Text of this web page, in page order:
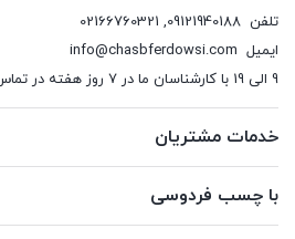
تلفن 09121940188
,
02166760321
ایمیل info@chasbferdowsi.com
9 الی 19 با کارشناسان ما در 7 روز هفته در تماس باشید.
خدمات مشتریان
با چسب فردوسی